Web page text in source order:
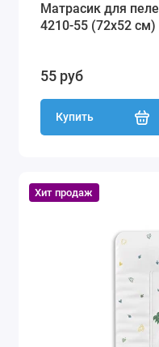
Матрасик для
4210-55 (72х52 см)
55 руб
Купить
Хит продаж